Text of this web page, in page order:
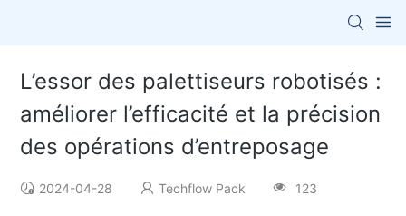
L’essor des palettiseurs robotisés :
améliorer l’efficacité et la précision
des opérations d’entreposage
2024-04-28 Techflow Pack 123